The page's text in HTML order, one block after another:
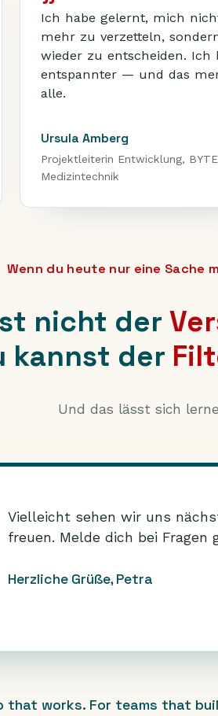
Ich habe gelernt, mich
mehr zu verzetteln,
wieder zu entscheiden. Ich
entspannter — und das
alle.
Ursula Amberg
Projektleiterin Entwicklung,
Medizintechnik
Wenn du heute nur eine Sache
nicht der
kannst der
Und das lässt sich
Vielleicht sehen wir uns
freuen. Melde dich bei Fragen
Herzliche Grüße, Petra
that works. For teams that